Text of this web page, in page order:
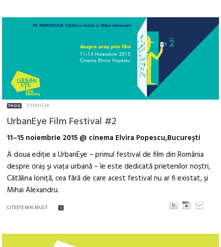
UrbanEye
UrbanEye Film Festival #2
11–15 noiembrie 2015 @ cinema Elvira Popescu,București
A doua ediție a UrbanEye – primul festival de film din România
despre oraș și viața urbană – le este dedicată prietenilor noștri,
Cătălina Ioniță, cea fără de care acest festival nu ar fi existat, și
Mihai Alexandru.
CITEŞTE MAI MULT